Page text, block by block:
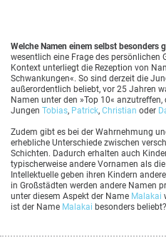
Welche Namen einem selbst besonders
wesentlich eine Frage des persönlichen
Kontext unterliegt die Rezeption von
Schwankungen«. So sind derzeit die
außerordentlich beliebt, vor 25 Jahren
Namen unter den »Top 10«
Jungen Tobias, Patrick, Christian oder
Zudem gibt es bei der Wahrnehmung
erhebliche Unterschiede zwischen
Schichten. Dadurch erhalten auch
typischerweise andere Vornamen als
Intellektuelle geben ihren Kindern
in Großstädten werden andere Namen
unter diesem Aspekt der Name Malakai
ist der Name Malakai besonders beliebt?